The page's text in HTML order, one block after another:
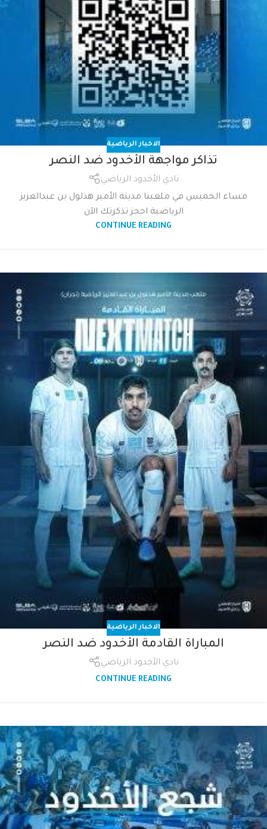
الاخبار الرياضية
تذاكر مواجهة الأخدود ضد النصر
نادي الأخدود الرياضي
مساء الخميس في ملعبنا مدينة الأمير هذلول بن عبدالعزيز
الرياضية احجز تذكرتك الآن
CONTINUE READING
الاخبار الرياضية
المباراة القادمة الأخدود ضد النصر
نادي الأخدود الرياضي
CONTINUE READING